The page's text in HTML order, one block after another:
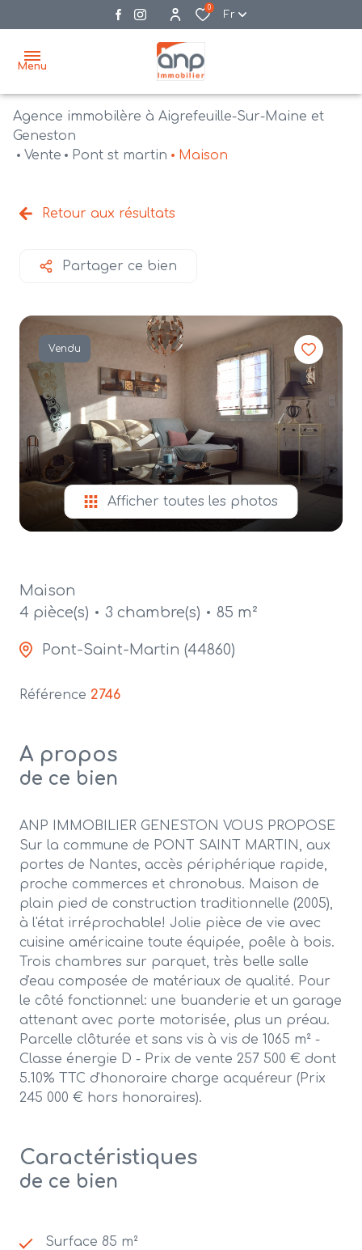
0
Fr
Menu
accueil
vente
agences
estimation
alerte
e-
mail
contact
Agence immobilère à Aigrefeuille-Sur-Maine et
Geneston
Vente
Pont st martin Maison
Retour aux résultats
Partager ce bien
Vendu
Afficher toutes les photos
Maison
4 pièce(s)
3 chambre(s) 85 m²
Pont-Saint-Martin (44860)
Référence 2746
A propos
de ce bien
ANP IMMOBILIER GENESTON VOUS PROPOSE
Sur la commune de PONT SAINT MARTIN, aux
portes de Nantes, accès périphérique rapide,
proche commerces et chronobus. Maison de
plain pied de construction traditionnelle (2005),
à l'état irréprochable! Jolie pièce de vie avec
cuisine américaine toute équipée, poêle à bois.
Trois chambres sur parquet, très belle salle
d'eau composée de matériaux de qualité. Pour
le côté fonctionnel: une buanderie et un garage
attenant avec porte motorisée, plus un préau.
Parcelle clôturée et sans vis à vis de 1065 m² -
Classe énergie D - Prix de vente 257 500 € dont
5.10% TTC d'honoraire charge acquéreur (Prix
245 000 € hors honoraires).
Caractéristiques
de ce bien
Surface 85 m²